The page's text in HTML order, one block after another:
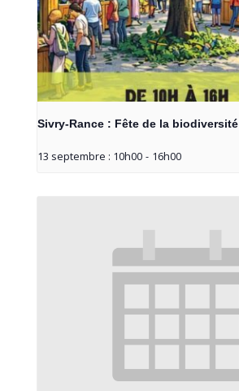
Sivry-Rance : Fête de la biodiversité
13 septembre : 10h00 - 16h00